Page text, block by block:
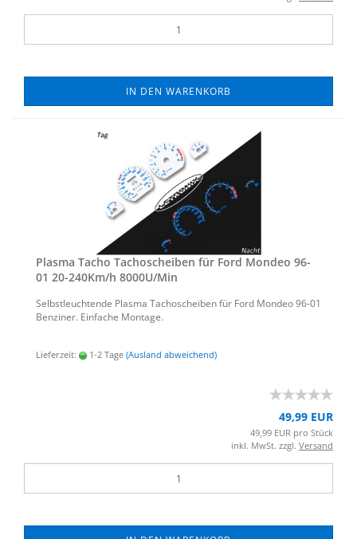
IN DEN WARENKORB
Plas­ma Tacho Ta­cho­schei­ben für Ford Mon­deo 96-
01 20-​240Km/h 8000U/Min
Selbst­leuch­ten­de Plas­ma Ta­cho­schei­ben für Ford Mon­deo 96-01
Ben­zi­ner. Ein­fa­che Mon­ta­ge.
Lieferzeit: 1-2 Tage (Ausland abweichend)
49,99 EUR
49,99 EUR pro Stück
inkl. MwSt. zzgl. Versand